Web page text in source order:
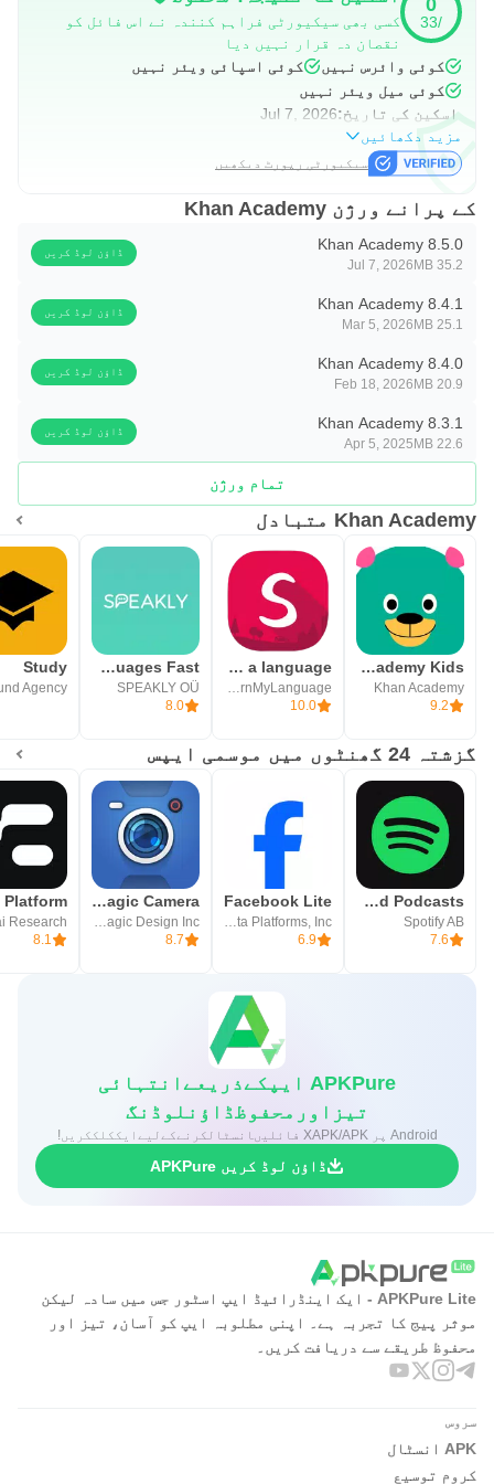
کچھ (کمپیوٹر سائنس اصولوں سمیت)!
خان اکیڈمی کی ویب سائٹ سے پہلے ہی واقف ہیں؟ اس
ایپ میں تمام فعالیت دستیاب نہیں ہے۔ کمیونٹی
ڈسکشن ، کمپیوٹر پروگرامنگ کا مواد ، ٹیسٹ پریپ ،
والدین کے ٹولز ، اساتذہ ٹولز ، اور ڈسٹرکٹ ٹولس
حاصل کی جانی چاہئے۔
خان اکیڈمی ایک 501 (c) (3) غیر منفعتی تنظیم ہے ،
عالمی معیار کی تعلیم فراہم کرنا ہے۔
0
/33
کسی بھی سیکیورٹی فراہم کنندہ نے اس فائل کو
نقصان دہ قرار نہیں دیا
کوئی وائرس نہیں
کوئی اسپائی ویئر نہیں
کوئی میل ویئر نہیں
اسکین کی تاریخ:Jul 7, 2026
مزید دکھائیں
سیکیورٹی رپورٹ دیکھیں
کے پرانے ورژن Khan Academy
Khan Academy 8.5.0
35.2 MB
Jul 7, 2026
ڈاؤن لوڈ کریں
Khan Academy 8.4.1
25.1 MB
Mar 5, 2026
ڈاؤن لوڈ کریں
Khan Academy 8.4.0
20.9 MB
Feb 18, 2026
ڈاؤن لوڈ کریں
Khan Academy 8.3.1
22.6 MB
Apr 5, 2025
ڈاؤن لوڈ کریں
تمام ورژن
Khan Academy متبادل
Khan Academy Kids
Khan Academy
9.2
Speekoo - Learn a language
10.0
Speakly: Learn Languages Fast
SPEAKLY OÜ
8.0
Study
گزشتہ 24 گھنٹوں میں موسمی ایپس
Spotify: Music and Podcasts
Spotify AB
7.6
Facebook Lite
6.9
Blackmagic Camera
8.7
Research
8.1
APKPure ایپکےذریعےانتہائی
تیزاورمحفوظڈاؤنلوڈنگ
Android پر XAPK/APK فائلیںانسٹالکرنےکےلیےایککلککریں!
ڈاؤن لوڈ کریں APKPure
APKPure Lite - ایک اینڈرائیڈ ایپ اسٹور جس میں سادہ لیکن
موثر پیج کا تجربہ ہے۔ اپنی مطلوبہ ایپ کو آسان، تیز اور
محفوظ طریقے سے دریافت کریں۔
سروس
APK انسٹال
کروم توسیع